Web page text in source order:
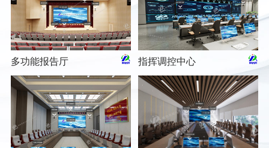
多功能报告厅 指挥调控中心